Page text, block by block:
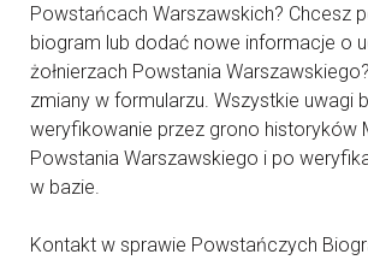
Powstańcach Warszawskich? Chcesz
biogram lub dodać nowe informacje o
żołnierzach Powstania
zmiany w formularzu. Wszystkie uwagi
weryfikowanie przez grono historyków
Powstania Warszawskiego i po
w bazie.
Kontakt w sprawie Powstańczych